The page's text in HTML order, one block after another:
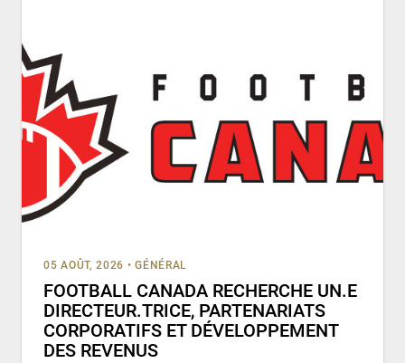
05 AOÛT, 2026 • GÉNÉRAL
FOOTBALL CANADA RECHERCHE UN.E
DIRECTEUR.TRICE, PARTENARIATS
CORPORATIFS ET DÉVELOPPEMENT
DES REVENUS